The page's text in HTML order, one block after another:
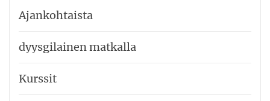
Ajankohtaista
dyysgilainen matkalla
Kurssit